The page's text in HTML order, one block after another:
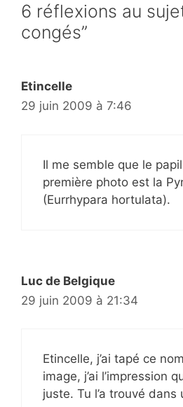
6 réflexions au
congés”
Etincelle
29 juin 2009 à 7:46
Il me semble que le
première photo est la
(Eurrhypara hortulata).
Luc de Belgique
29 juin 2009 à 21:34
Etincelle, j’ai tapé ce
image, j’ai l’impression
juste. Tu l’a trouvé dans